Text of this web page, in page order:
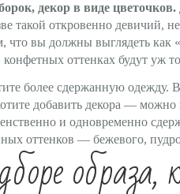
декор в виде цветочков.
такой откровенно девичий,
вы должны выглядеть как
оттенках будут уж
более сдержанную одежду.
добавить декора —
и одновременно
оттенков — бежевого,
образа,